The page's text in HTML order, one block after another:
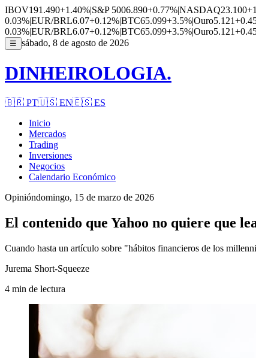
IBOV191.490+1.40%|S&P 5006.890+0.77%|NASDAQ23.100
0.03%|EUR/BRL6.07+0.12%|BTC65.099+3.5%|Ouro5.121
0.03%|EUR/BRL6.07+0.12%|BTC65.099+3.5%|Ouro5.121
☰ sábado, 8 de agosto de 2026
DINHEIROLOGIA.
🇧🇷 PT🇺🇸 EN🇪🇸 ES
Inicio
Mercados
Trading
Inversiones
Negocios
Calendario Económico
Opinióndomingo, 15 de marzo de 2026
El contenido que Yahoo no quiere que
Cuando hasta un artículo sobre "hábitos financieros de los
Jurema Short-Squeeze
4 min de lectura